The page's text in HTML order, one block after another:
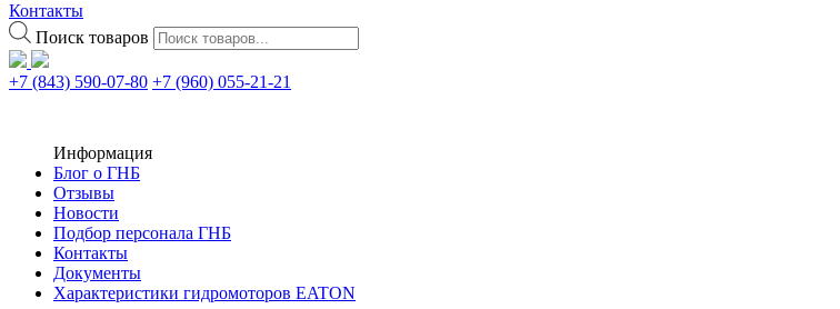
Контакты
Поиск товаров
+7 (843) 590-07-80 +7 (960) 055-21-21
Информация
Блог о ГНБ
Отзывы
Новости
Подбор персонала ГНБ
Контакты
Документы
Характеристики гидромоторов EATON